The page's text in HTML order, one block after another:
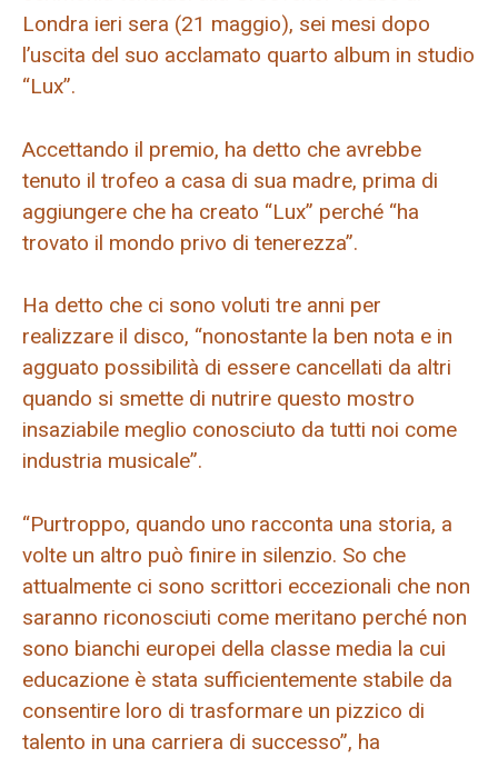
Londra ieri sera (21 maggio), sei mesi dopo
l’uscita del suo acclamato quarto album in studio
“Lux”.
Accettando il premio, ha detto che avrebbe
tenuto il trofeo a casa di sua madre, prima di
aggiungere che ha creato “Lux” perché “ha
trovato il mondo privo di tenerezza”.
Ha detto che ci sono voluti tre anni per
realizzare il disco, “nonostante la ben nota e in
agguato possibilità di essere cancellati da altri
quando si smette di nutrire questo mostro
insaziabile meglio conosciuto da tutti noi come
industria musicale”.
“Purtroppo, quando uno racconta una storia, a
volte un altro può finire in silenzio. So che
attualmente ci sono scrittori eccezionali che non
saranno riconosciuti come meritano perché non
sono bianchi europei della classe media la cui
educazione è stata sufficientemente stabile da
consentire loro di trasformare un pizzico di
talento in una carriera di successo”, ha